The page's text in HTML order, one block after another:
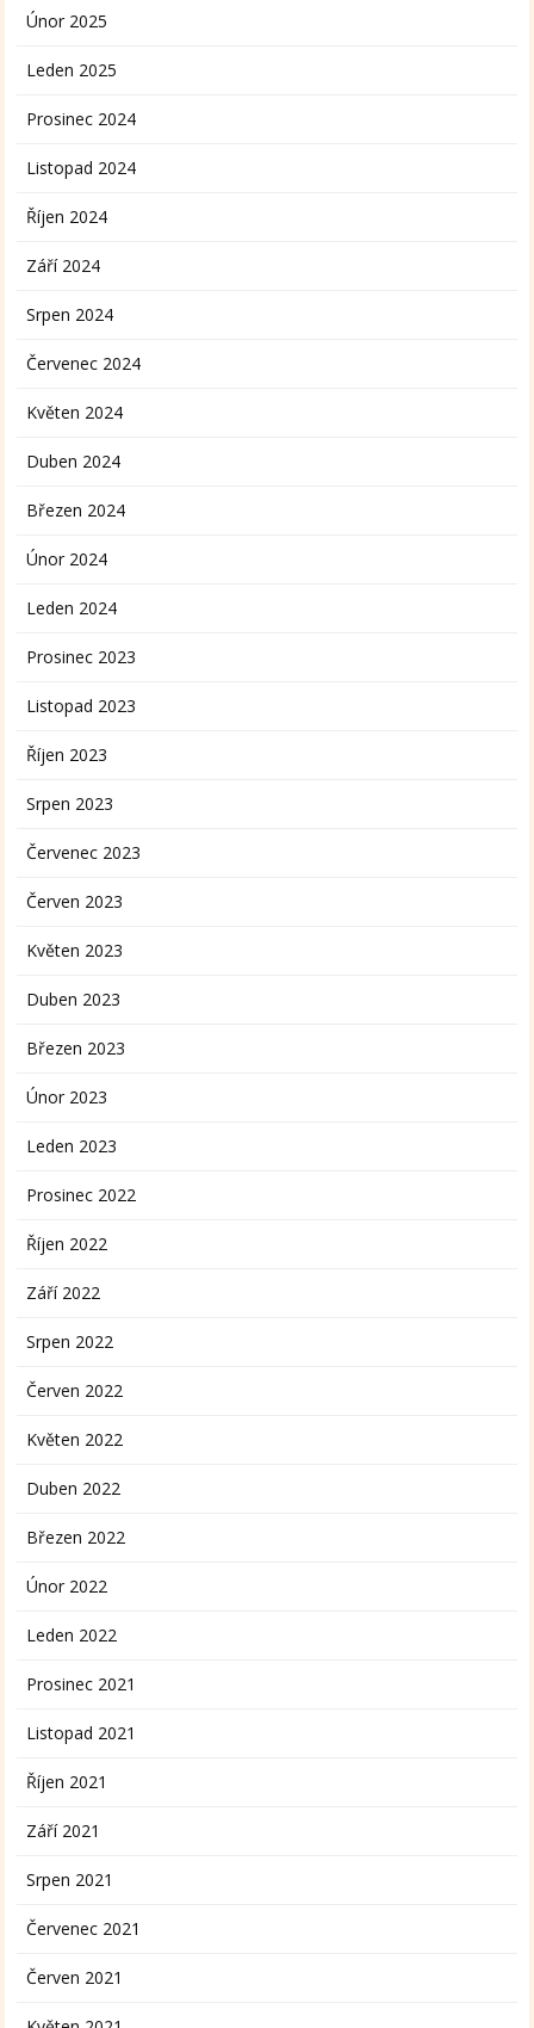
Únor 2025
Leden 2025
Prosinec 2024
Listopad 2024
Říjen 2024
Září 2024
Srpen 2024
Červenec 2024
Květen 2024
Duben 2024
Březen 2024
Únor 2024
Leden 2024
Prosinec 2023
Listopad 2023
Říjen 2023
Srpen 2023
Červenec 2023
Červen 2023
Květen 2023
Duben 2023
Březen 2023
Únor 2023
Leden 2023
Prosinec 2022
Říjen 2022
Září 2022
Srpen 2022
Červen 2022
Květen 2022
Duben 2022
Březen 2022
Únor 2022
Leden 2022
Prosinec 2021
Listopad 2021
Říjen 2021
Září 2021
Srpen 2021
Červenec 2021
Červen 2021